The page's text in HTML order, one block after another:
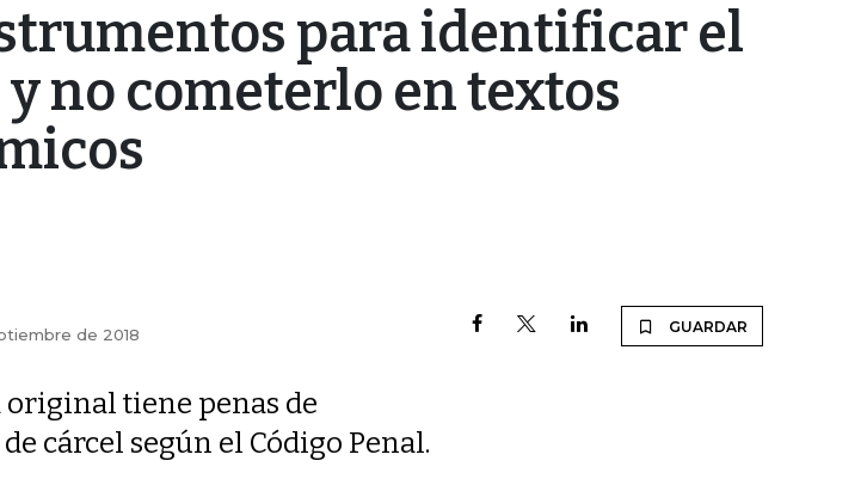
para identificar el
no cometerlo en textos
de 2018 GUARDAR
original tiene penas de
cárcel según el Código Penal.